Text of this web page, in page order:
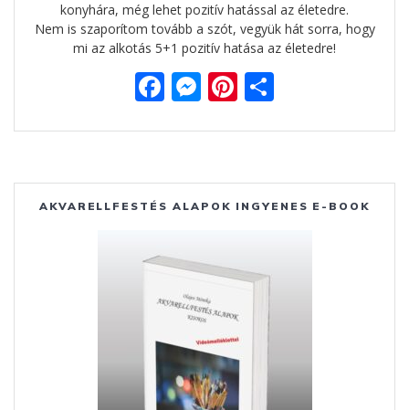
konyhára, még lehet pozitív hatással az életedre.
Nem is szaporítom tovább a szót, vegyük hát sorra, hogy
mi az alkotás 5+1 pozitív hatása az életedre!
F
e
b
o
k
M
ss
e
n
er
Pi
er
e
st
za
m
e
AKVARELLFESTÉS ALAPOK INGYENES E-BOOK